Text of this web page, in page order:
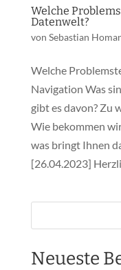
Welche
Datenwelt?
von Sebastian
Welche
Navigation Was
gibt es davon? Zu
Wie bekommen
was bringt Ihnen
[26.04.2023]
Neueste